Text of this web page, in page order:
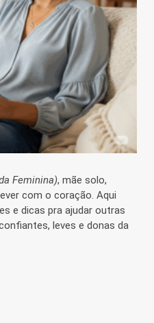
Feminina), mãe solo,
com o coração. Aqui
e dicas pra ajudar outras
leves e donas da